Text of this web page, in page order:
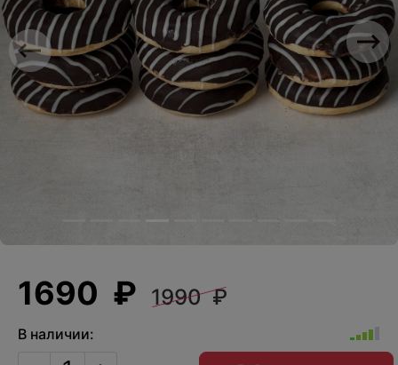
Previous Next
1690 ₽ 1990 ₽
В наличии: